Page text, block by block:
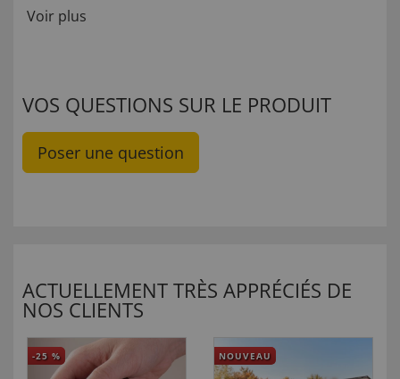
Voir plus
VOS QUESTIONS SUR LE PRODUIT
Poser une question
ACTUELLEMENT TRÈS APPRÉCIÉS DE
NOS CLIENTS
-25 % NOUVEAU